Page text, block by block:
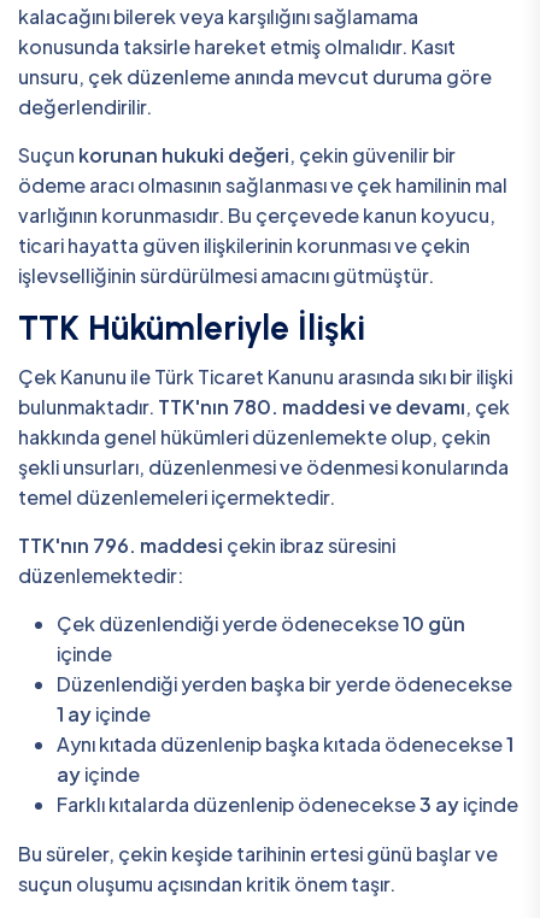
kalacağını bilerek veya karşılığını sağlamama
konusunda taksirle hareket etmiş olmalıdır. Kasıt
unsuru, çek düzenleme anında mevcut duruma göre
değerlendirilir.
Suçun korunan hukuki değeri, çekin güvenilir bir
ödeme aracı olmasının sağlanması ve çek hamilinin mal
varlığının korunmasıdır. Bu çerçevede kanun koyucu,
ticari hayatta güven ilişkilerinin korunması ve çekin
işlevselliğinin sürdürülmesi amacını gütmüştür.
TTK Hükümleriyle İlişki
Çek Kanunu ile Türk Ticaret Kanunu arasında sıkı bir ilişki
bulunmaktadır. TTK'nın 780. maddesi ve devamı, çek
hakkında genel hükümleri düzenlemekte olup, çekin
şekli unsurları, düzenlenmesi ve ödenmesi konularında
temel düzenlemeleri içermektedir.
TTK'nın 796. maddesi çekin ibraz süresini
düzenlemektedir:
Çek düzenlendiği yerde ödenecekse10 gün
içinde
Düzenlendiği yerden başka bir yerde ödenecekse
1 ayiçinde
Aynı kıtada düzenlenip başka kıtada ödenecekse1
ayiçinde
Farklı kıtalarda düzenlenip ödenecekse3 ayiçinde
Bu süreler, çekin keşide tarihinin ertesi günü başlar ve
suçun oluşumu açısından kritik önem taşır.